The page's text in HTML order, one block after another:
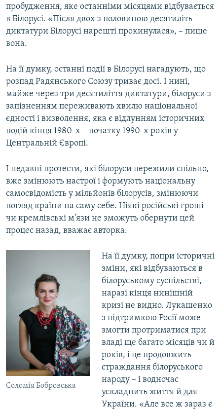
пробудження, яке останніми місяцями відбувається
в Білорусі. «Після двох з половиною десятиліть
диктатури Білорусі нарешті прокинулася», – пише
вона.
На її думку, останні події в Білорусі нагадують, що
розпад Радянського Союзу триває досі. І нині,
майже через три десятиліття диктатури, білоруси з
запізненням переживають хвилю національної
єдності і визволення, яка є відлунням історичних
подій кінця 1980-х – початку 1990-х років у
Центральній Європі.
І недавні протести, які білоруси пережили спільно,
вже змінюють настрої і формують національну
самосвідомість у мільйонів білорусів, змінюючи
погляд країни на саму себе. Ніякі російські гроші
чи кремлівські м’язи не зможуть обернути цей
процес назад, вважає авторка.
Соломія Бобровська
На її думку, попри історичні
зміни, які відбуваються в
білоруському суспільстві,
наразі кінця нинішній
кризі не видно. Лукашенко
з підтримкою Росії може
змогти протриматися при
владі ще багато місяців чи й
років, і це продовжить
страждання білоруського
народу – і водночас
ускладнить життя й для
України. «Але все ж зараз є